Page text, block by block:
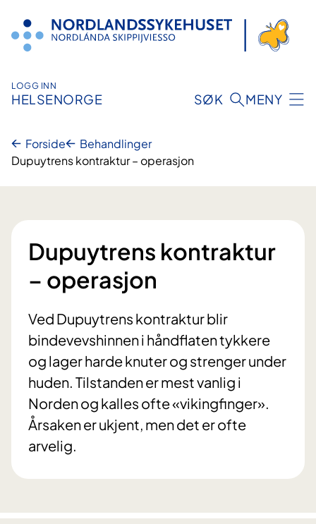
innhold
LOGG INN
HELSENORGE SØK MENY
Forside
Behandlinger
Dupuytrens kontraktur – operasjon
Dupuytrens kontraktur
– operasjon
Ved Dupuytrens kontraktur blir
bindevevshinnen i håndflaten tykkere
og lager harde knuter og strenger under
huden. Tilstanden er mest vanlig i
Norden og kalles ofte «vikingfinger».
Årsaken er ukjent, men det er ofte
arvelig.